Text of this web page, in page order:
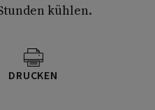
kühlen.
DRUCKEN